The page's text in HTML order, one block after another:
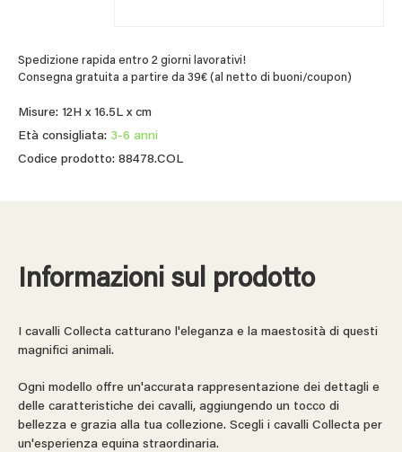
Spedizione rapida entro 2 giorni lavorativi!
Consegna gratuita a partire da 39€ (al netto di buoni/coupon)
Misure: 12H x 16.5L x cm
Età consigliata: 3-6 anni
Codice prodotto: 88478.COL
Informazioni sul prodotto
I cavalli Collecta catturano l'eleganza e la maestosità di questi
magnifici animali.
Ogni modello offre un'accurata rappresentazione dei dettagli e
delle caratteristiche dei cavalli, aggiungendo un tocco di
bellezza e grazia alla tua collezione. Scegli i cavalli Collecta per
un'esperienza equina straordinaria.